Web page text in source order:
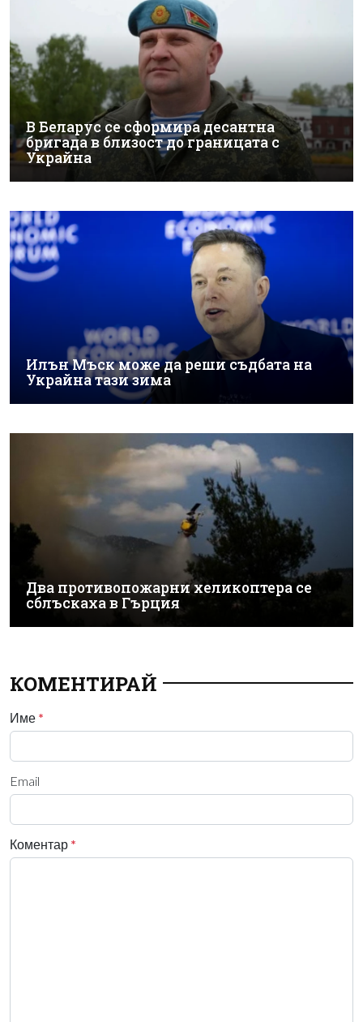
В Беларус се сформира десантна
бригада в близост до границата с
Украйна
Илън Мъск може да реши съдбата на
Украйна тази зима
Два противопожарни хеликоптера се
сблъскаха в Гърция
КОМЕНТИРАЙ
Име *
Email
Коментар *